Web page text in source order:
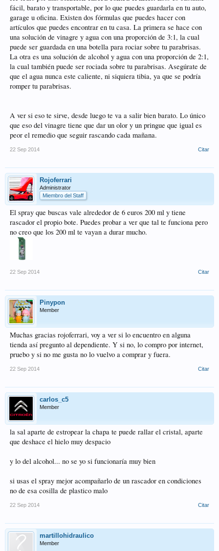
fácil, barato y transportable, por lo que puedes guardarla en tu auto,
garage u oficina. Existen dos fórmulas que puedes hacer con
artículos que puedes encontrar en tu casa. La primera se hace con
una solución de vinagre y agua con una proporción de 3:1, la cual
puede ser guardada en una botella para rociar sobre tu parabrisas.
La otra es una solución de alcohol y agua con una proporción de 2:1,
la cual también puede ser rociada sobre tu parabrisas. Asegúrate de
que el agua nunca este caliente, ni siquiera tibia, ya que se podría
romper tu parabrisas.
A ver si eso te sirve, desde luego te va a salir bien barato. Lo único
que eso del vinagre tiene que dar un olor y un pringue que igual es
peor el remedio que seguir rascando cada mañana.
22 Sep 2014 Citar
Rojoferrari
Administrator
Miembro del Staff
El spray que buscas vale alrededor de 6 euros 200 ml y tiene
rascador el propio bote. Puedes probar a ver que tal te funciona pero
no creo que los 200 ml te vayan a durar mucho.
22 Sep 2014 Citar
Pinypon
Member
Muchas gracias rojoferrari, voy a ver si lo encuentro en alguna
tienda así pregunto al dependiente. Y si no, lo compro por internet,
pruebo y si no me gusta no lo vuelvo a comprar y fuera.
22 Sep 2014 Citar
carlos_c5
Member
la sal aparte de estropear la chapa te puede rallar el cristal, aparte
que deshace el hielo muy despacio
y lo del alcohol... no se yo si funcionaría muy bien
si usas el spray mejor acompañarlo de un rascador en condiciones
no de esa cosilla de plastico malo
22 Sep 2014 Citar
martillohidraulico
Member